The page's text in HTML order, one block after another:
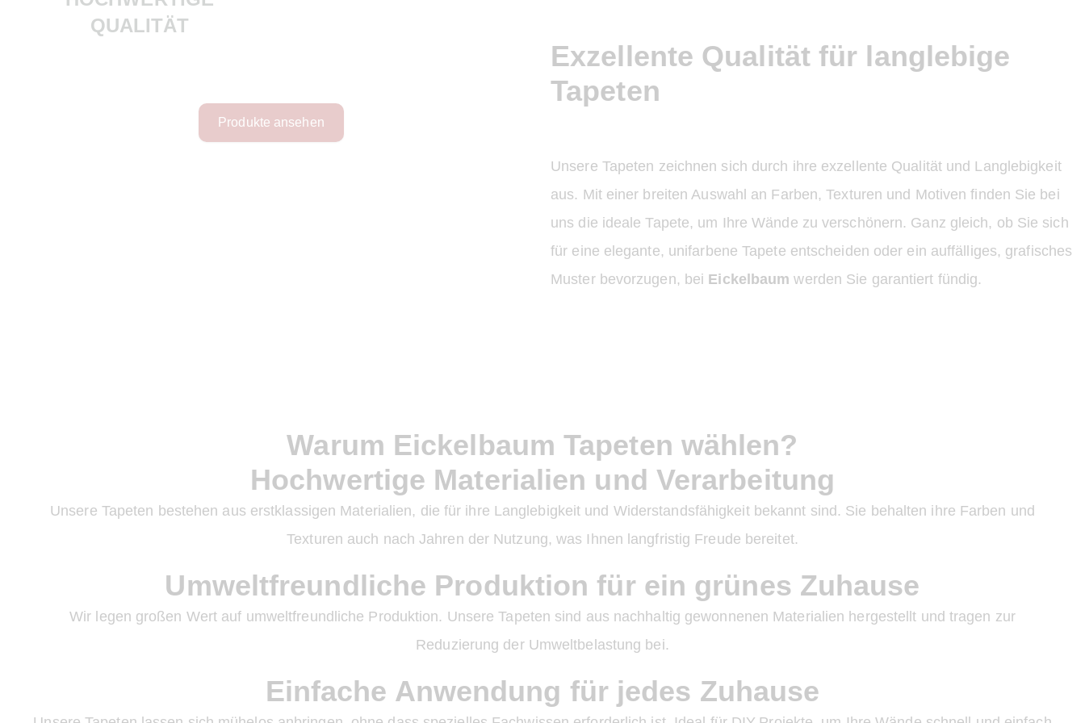
QUALITÄT
DESIGNS
Produkte ansehen
Exzellente Qualität für langlebige
Tapeten
Unsere Tapeten zeichnen sich durch ihre exzellente Qualität und Langlebigkeit
aus. Mit einer breiten Auswahl an Farben, Texturen und Motiven finden Sie bei
uns die ideale Tapete, um Ihre Wände zu verschönern. Ganz gleich, ob Sie sich
für eine elegante, unifarbene Tapete entscheiden oder ein auffälliges, grafisches
Muster bevorzugen, bei Eickelbaum werden Sie garantiert fündig.
Warum Eickelbaum Tapeten wählen?
Hochwertige Materialien und Verarbeitung
Unsere Tapeten bestehen aus erstklassigen Materialien, die für ihre Langlebigkeit und Widerstandsfähigkeit bekannt sind. Sie behalten ihre Farben und
Texturen auch nach Jahren der Nutzung, was Ihnen langfristig Freude bereitet.
Umweltfreundliche Produktion für ein grünes Zuhause
Wir legen großen Wert auf umweltfreundliche Produktion. Unsere Tapeten sind aus nachhaltig gewonnenen Materialien hergestellt und tragen zur
Reduzierung der Umweltbelastung bei.
Einfache Anwendung für jedes Zuhause